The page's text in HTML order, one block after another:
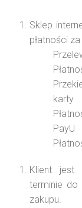
Sklep
płatności
karty
PayU
Klient jest
terminie do
zakupu.